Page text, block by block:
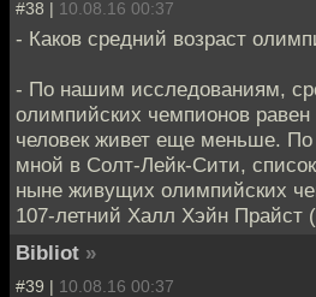
#38 | 10.08.16 00:37
- Каков средний возраст
- По нашим исследованиям,
олимпийских чемпионов
человек живет еще меньше.
мной в Солт-Лейк-Сити,
ныне живущих олимпийских
107-летний Халл Хэйн Прайст
Bibliot »
#39 | 10.08.16 00:37